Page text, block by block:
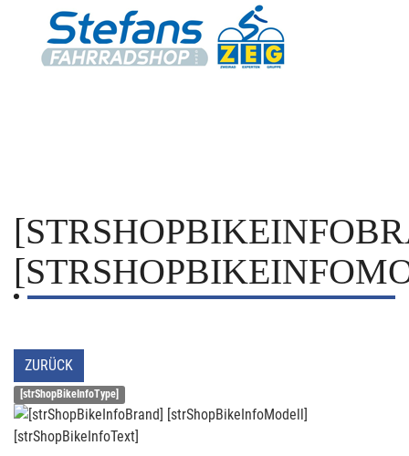
ZURÜCK
[strShopBikeInfoType]
[strShopBikeInfoText]